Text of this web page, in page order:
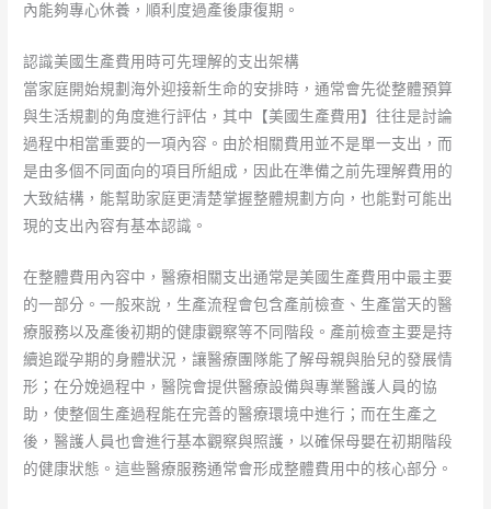
內能夠專心休養，順利度過產後康復期。
認識美國生產費用時可先理解的支出架構
當家庭開始規劃海外迎接新生命的安排時，通常會先從整體預算
與生活規劃的角度進行評估，其中【美國生產費用】往往是討論
過程中相當重要的一項內容。由於相關費用並不是單一支出，而
是由多個不同面向的項目所組成，因此在準備之前先理解費用的
大致結構，能幫助家庭更清楚掌握整體規劃方向，也能對可能出
現的支出內容有基本認識。
在整體費用內容中，醫療相關支出通常是美國生產費用中最主要
的一部分。一般來說，生產流程會包含產前檢查、生產當天的醫
療服務以及產後初期的健康觀察等不同階段。產前檢查主要是持
續追蹤孕期的身體狀況，讓醫療團隊能了解母親與胎兒的發展情
形；在分娩過程中，醫院會提供醫療設備與專業醫護人員的協
助，使整個生產過程能在完善的醫療環境中進行；而在生產之
後，醫護人員也會進行基本觀察與照護，以確保母嬰在初期階段
的健康狀態。這些醫療服務通常會形成整體費用中的核心部分。